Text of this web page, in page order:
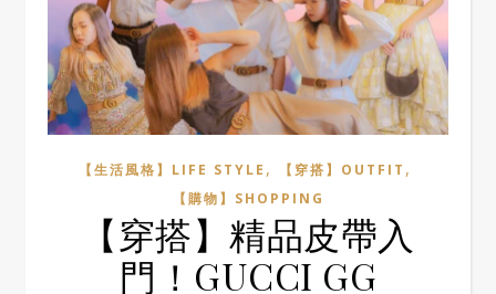
【生活風格】LIFE STYLE , 【穿搭】OUTFIT ,
【購物】SHOPPING
【穿搭】精品皮帶入
門！GUCCI GG